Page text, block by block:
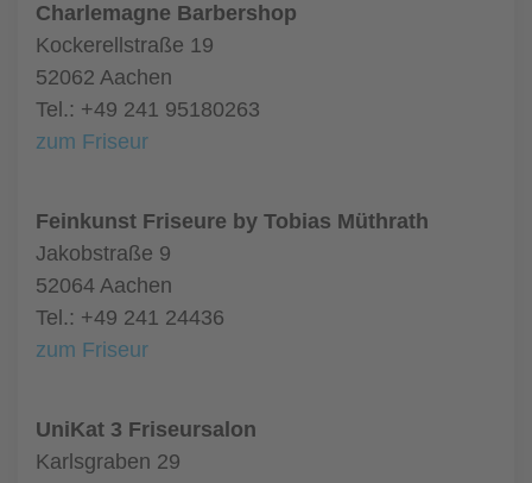
Charlemagne Barbershop
Kockerellstraße 19
52062 Aachen
Tel.: +49 241 95180263
zum Friseur
Feinkunst Friseure by Tobias Müthrath
Jakobstraße 9
52064 Aachen
Tel.: +49 241 24436
zum Friseur
UniKat 3 Friseursalon
Karlsgraben 29